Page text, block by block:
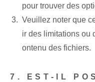
pour trouver des
Veuillez noter que
ir des limitations ou
ontenu des fichiers.
7.‍ EST-IL